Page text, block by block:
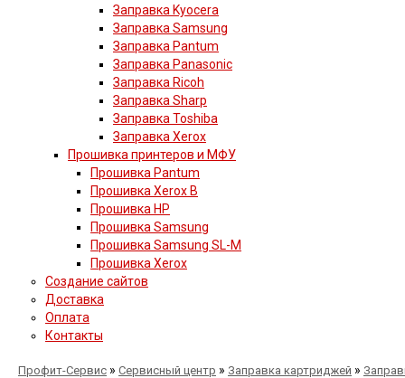
Заправка Kyocera
Заправка Samsung
Заправка Pantum
Заправка Panasonic
Заправка Ricoh
Заправка Sharp
Заправка Toshiba
Заправка Xerox
Прошивка принтеров и МФУ
Прошивка Pantum
Прошивка Xerox B
Прошивка HP
Прошивка Samsung
Прошивка Samsung SL-M
Прошивка Xerox
Создание сайтов
Доставка
Оплата
Контакты
Профит-Сервис » Сервисный центр » Заправка картриджей »